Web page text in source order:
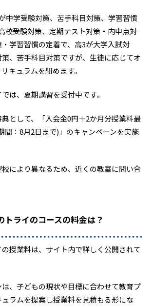
中学受験対策、苦手科目対策、学習習慣
校受験対策、定期テスト対策・内申点対
学習習慣の定着で、高3が大学入試対
、苦手科目対策ですが、生徒に応じてオ
キュラムを組めます。
は、夏期講習を受付中です。
として、「入会金0円＋2か月分授業料最
間：8月2日まで)」のキャンペーンを実施
により異なるため、近くの教室に問い合
トライのコースの料金は？
授業料は、サイト内で詳しく公開されて
、子どもの現状や目標に合わせて教育プ
ラムを提案し授業料を見積もる形にな